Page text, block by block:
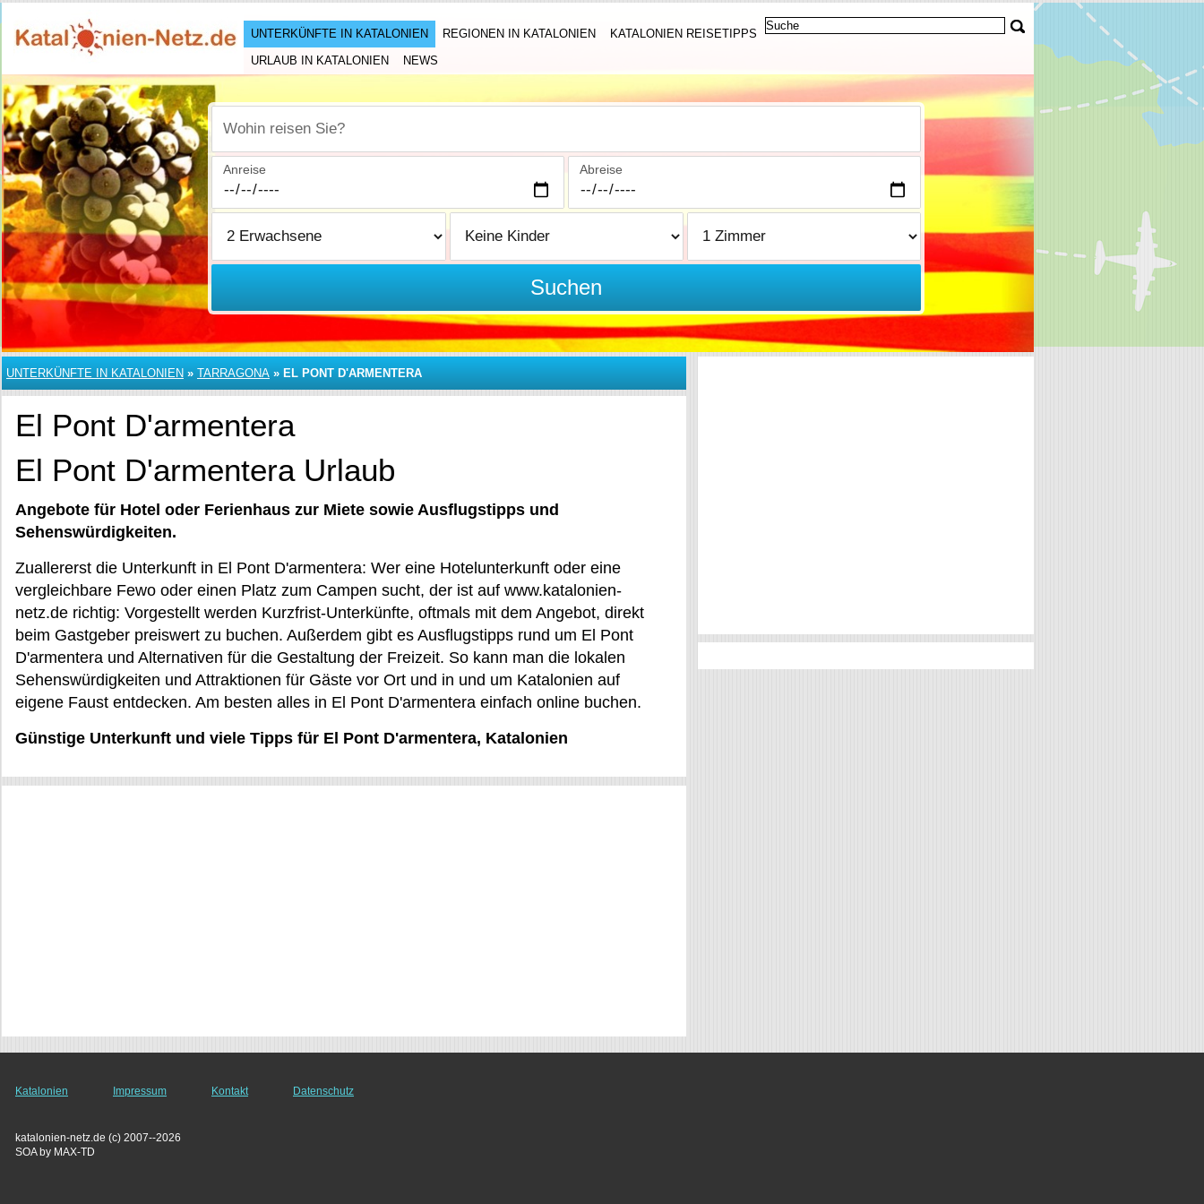
UNTERKÜNFTE IN KATALONIEN REGIONEN IN KATALONIEN
KATALONIEN REISETIPPS
URLAUB IN KATALONIEN
NEWS
Wohin reisen Sie?
Anreise Abreise
Suchen
UNTERKÜNFTE IN KATALONIEN » TARRAGONA » EL PONT D'ARMENTERA
El Pont D'armentera
El Pont D'armentera Urlaub
Angebote für Hotel oder Ferienhaus zur Miete sowie Ausflugstipps und
Sehenswürdigkeiten.
Zuallererst die Unterkunft in El Pont D'armentera: Wer eine Hotelunterkunft oder eine
vergleichbare Fewo oder einen Platz zum Campen sucht, der ist auf www.katalonien-
netz.de richtig: Vorgestellt werden Kurzfrist-Unterkünfte, oftmals mit dem Angebot, direkt
beim Gastgeber preiswert zu buchen. Außerdem gibt es Ausflugstipps rund um El Pont
D'armentera und Alternativen für die Gestaltung der Freizeit. So kann man die lokalen
Sehenswürdigkeiten und Attraktionen für Gäste vor Ort und in und um Katalonien auf
eigene Faust entdecken. Am besten alles in El Pont D'armentera einfach online buchen.
Günstige Unterkunft und viele Tipps für El Pont D'armentera, Katalonien
Katalonien Impressum Kontakt Datenschutz
katalonien-netz.de (c) 2007--2026
SOA by MAX-TD